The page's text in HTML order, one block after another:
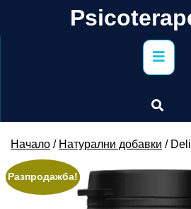
Primary
Menu
Начало / Натурални добавки /
Разпродажба!